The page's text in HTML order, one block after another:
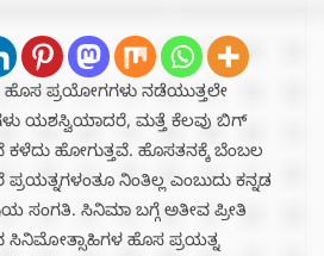
ಹೊಸ ಪ್ರಯೋಗಗಳು ನಡೆಯುತ್ತಲೇ
ಯಶಸ್ವಿಯಾದರೆ, ಮತ್ತೆ ಕೆಲವು ಬಿಗ್
ಹೋಗುತ್ತವೆ. ಹೊಸತನಕ್ಕೆ ಬೆಂಬಲ
ನಿಂತಿಲ್ಲ ಎಂಬುದು ಕನ್ನಡ
ಸಂಗತಿ. ಸಿನಿಮಾ ಬಗ್ಗೆ ಅತೀವ ಪ್ರೀತಿ
ಹೊಸ ಪ್ರಯತ್ನ